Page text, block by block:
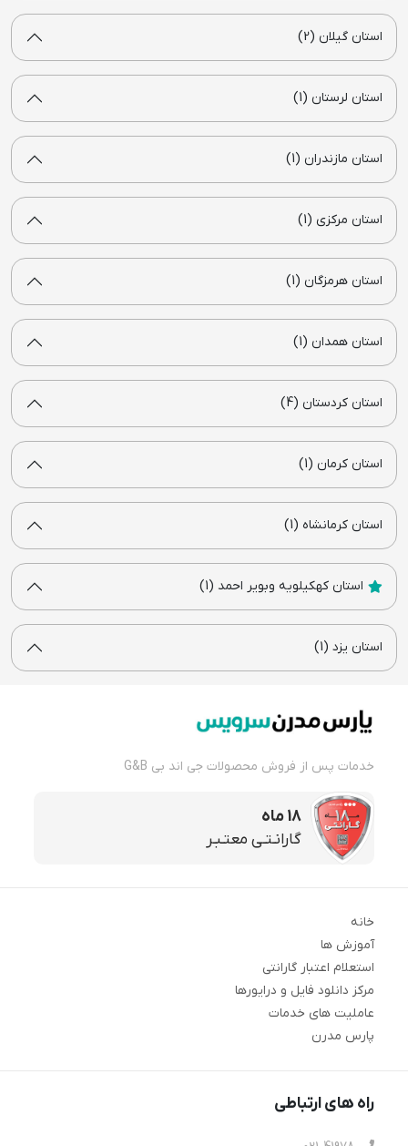
استان گیلان (2)
استان لرستان (1)
استان مازندران (1)
استان مرکزی (1)
استان هرمزگان (1)
استان همدان (1)
استان کردستان (4)
استان کرمان (1)
استان کرمانشاه (1)
استان کهکیلویه وبویر احمد (1)
استان یزد (1)
خدمات پس از فروش محصولات جی اند بی G&B
18 ماه
گارانـتـی معتـبـر
خانه
آموزش ها
استعلام اعتبار گارانتی
مرکز دانلود فایل و درایورها
عاملیت های خدمات
پارس مدرن
راه های ارتباطی